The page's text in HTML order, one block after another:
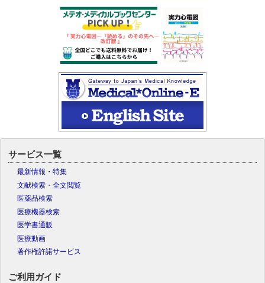
サービス一覧
最新情報・特集
文献検索・全文閲覧
医薬品検索
医療機器検索
医学書通販
医療動画
著作権許諾サービス
ご利用ガイド